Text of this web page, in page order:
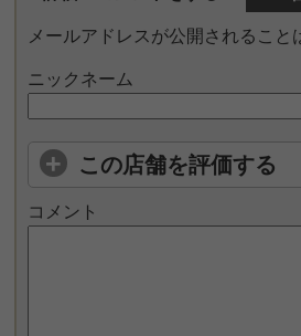
メールアドレスが公開されること
ニックネーム
この店舗を評価する
コメント